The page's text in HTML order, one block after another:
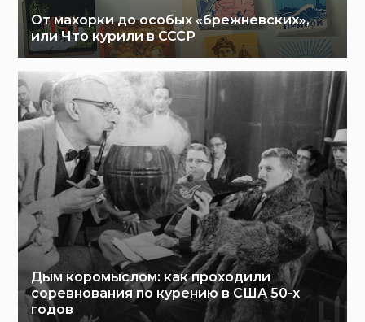
От махорки до особых «брежневских»,
или Что курили в СССР
Дым коромыслом: как проходили
соревнования по курению в США 50-х
годов